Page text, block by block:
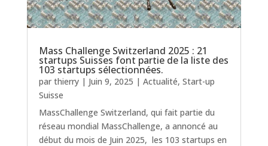
Mass Challenge Switzerland 2025 : 21
startups Suisses font partie de la liste des
103 startups sélectionnées.
par thierry| Juin 9, 2025 | Actualité, Start-up
Suisse
MassChallenge Switzerland, qui fait partie du
réseau mondial MassChallenge, a annoncé au
début du mois de Juin 2025, les 103 startups en